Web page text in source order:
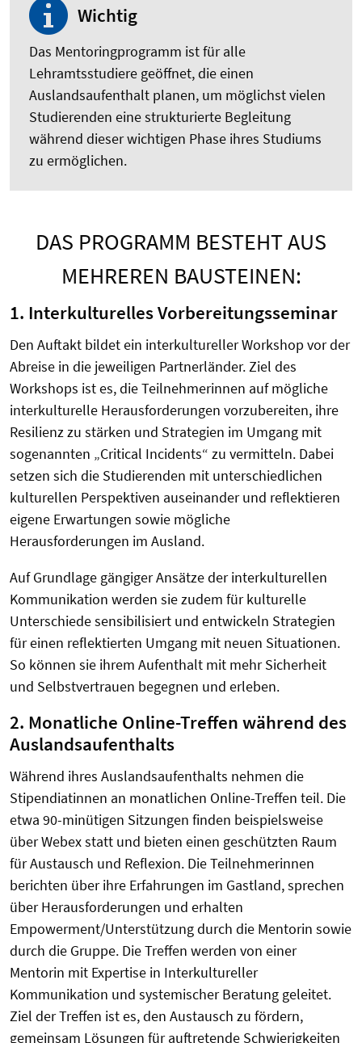
Wichtig
Das Mentoringprogramm ist für alle
Lehramtsstudiere geöffnet, die einen
Auslandsaufenthalt planen, um möglichst vielen
Studierenden eine strukturierte Begleitung
während dieser wichtigen Phase ihres Studiums
zu ermöglichen.
DAS PROGRAMM BESTEHT AUS
MEHREREN BAUSTEINEN:
1. Interkulturelles Vorbereitungsseminar
Den Auftakt bildet ein interkultureller Workshop vor der
Abreise in die jeweiligen Partnerländer. Ziel des
Workshops ist es, die Teilnehmerinnen auf mögliche
interkulturelle Herausforderungen vorzubereiten, ihre
Resilienz zu stärken und Strategien im Umgang mit
sogenannten „Critical Incidents“ zu vermitteln. Dabei
setzen sich die Studierenden mit unterschiedlichen
kulturellen Perspektiven auseinander und reflektieren
eigene Erwartungen sowie mögliche
Herausforderungen im Ausland.
Auf Grundlage gängiger Ansätze der interkulturellen
Kommunikation werden sie zudem für kulturelle
Unterschiede sensibilisiert und entwickeln Strategien
für einen reflektierten Umgang mit neuen Situationen.
So können sie ihrem Aufenthalt mit mehr Sicherheit
und Selbstvertrauen begegnen und erleben.
2. Monatliche Online-Treffen während des
Auslandsaufenthalts
Während ihres Auslandsaufenthalts nehmen die
Stipendiatinnen an monatlichen Online-Treffen teil. Die
etwa 90-minütigen Sitzungen finden beispielsweise
über Webex statt und bieten einen geschützten Raum
für Austausch und Reflexion. Die Teilnehmerinnen
berichten über ihre Erfahrungen im Gastland, sprechen
über Herausforderungen und erhalten
Empowerment/Unterstützung durch die Mentorin sowie
durch die Gruppe. Die Treffen werden von einer
Mentorin mit Expertise in Interkultureller
Kommunikation und systemischer Beratung geleitet.
Ziel der Treffen ist es, den Austausch zu fördern,
gemeinsam Lösungen für auftretende Schwierigkeiten